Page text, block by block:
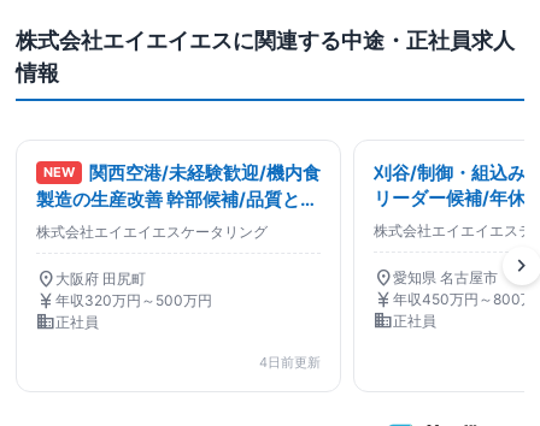
株式会社エイエイエスに関連する中途・正社員求人
情報
NEW
関西空港/未経験歓迎/機内食
製造の生産改善 幹部候補/品質と効
率を両立/DX推進/プライム上場G
株式会社エイエイエスケータリング
location_on 大阪府 田尻町
currency_yen年収320万円～500万円
business正社員
4日前更新
刈谷/制御・組込み
リーダー候補/年休
定着率94%/ソフト
発関連
株式会社エイエイエステ
location_on愛知県 名古屋市
currency_yen年収450万円～800万
business正社員
chevron_right